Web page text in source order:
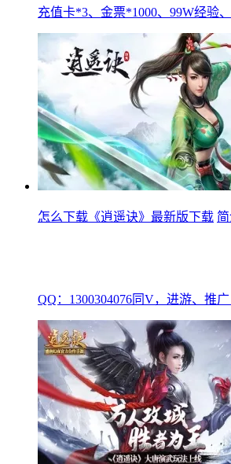
充值卡*3、金票*1000、99W经验
怎么下载《逍遥诀》最新版下载
QQ：1300304076同V，进游、推